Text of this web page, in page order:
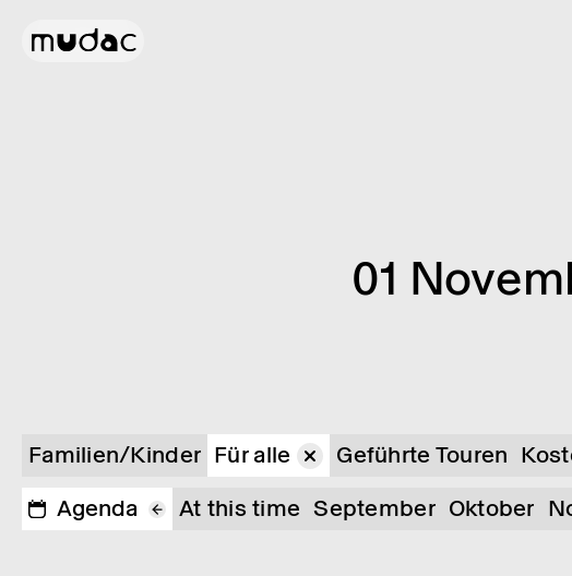
01
Familien/Kinder Für alle Geführte Touren
Agenda
At this time September Oktober